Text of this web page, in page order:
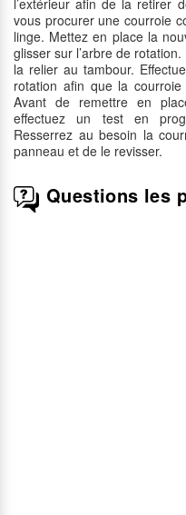
l’extérieur afin de la retirer
vous procurer une courroie
linge. Mettez en place la
glisser sur l’arbre de
la relier au tambour.
rotation afin que la
Avant de remettre en
effectuez un test en
Resserrez au besoin la
panneau et de le revisser.
Questions les